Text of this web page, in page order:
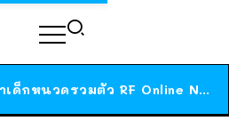
ได้เวลาเด็กหนวดรวมตัว RF Online Next เปิดให้เล่นแล้ว เกม Sci-Fi MMORPG ระดับตำนาน เล่นได้ทั้งมือถือและ PC